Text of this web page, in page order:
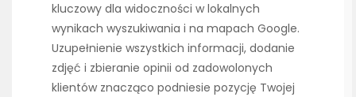
kluczowy dla widoczności w lokalnych
wynikach wyszukiwania i na mapach Google.
Uzupełnienie wszystkich informacji, dodanie
zdjęć i zbieranie opinii od zadowolonych
klientów znacząco podniesie pozycję Twojej